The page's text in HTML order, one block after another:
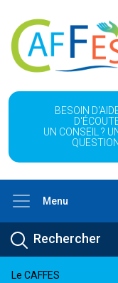
BESOIN
UN CONSEIL ?
Menu
Le CAFFES